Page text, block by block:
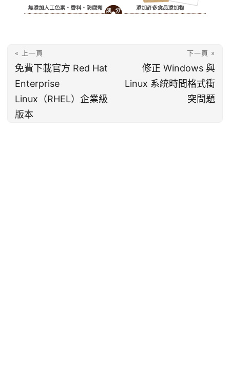
« 上一頁
免費下載官方 Red Hat
Enterprise
Linux（RHEL）企業級
版本
下一頁 »
修正 Windows 與
Linux 系統時間格式衝
突問題